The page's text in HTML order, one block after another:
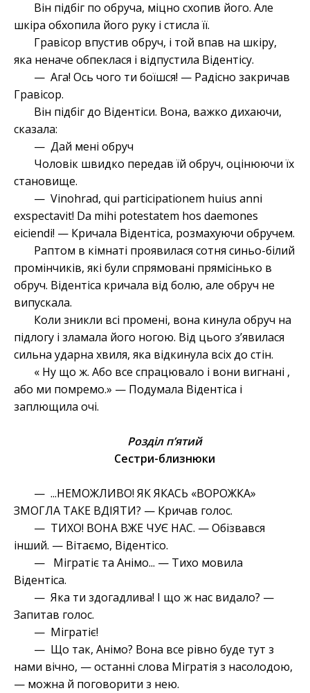
Він підбіг по обруча, міцно схопив його. Але
шкіра обхопила його руку і стисла її.
Гравісор впустив обруч, і той впав на шкіру,
яка неначе обпеклася і відпустила Відентісу.
— Ага! Ось чого ти боїшся! — Радісно закричав
Гравісор.
Він підбіг до Відентіси. Вона, важко дихаючи,
сказала:
— Дай мені обруч
Чоловік швидко передав їй обруч, оцінюючи їх
становище.
— Vinohrad, qui participationem huius anni
exspectavit! Da mihi potestatem hos daemones
eiciendi! — Кричала Відентіса, розмахуючи обручем.
Раптом в кімнаті проявилася сотня синьо-білий
промінчиків, які були спрямовані прямісінько в
обруч. Відентіса кричала від болю, але обруч не
випускала.
Коли зникли всі промені, вона кинула обруч на
підлогу і зламала його ногою. Від цього з’явилася
сильна ударна хвиля, яка відкинула всіх до стін.
« Ну що ж. Або все спрацювало і вони вигнані ,
або ми помремо.» — Подумала Відентіса і
заплющила очі.
Розділ п’ятий
Сестри-близнюки
— ...НЕМОЖЛИВО! ЯК ЯКАСЬ «ВОРОЖКА»
ЗМОГЛА ТАКЕ ВДІЯТИ? — Кричав голос.
— ТИХО! ВОНА ВЖЕ ЧУЄ НАС. — Обізвався
інший. — Вітаємо, Відентісо.
— Мігратіє та Анімо... — Тихо мовила
Відентіса.
— Яка ти здогадлива! І що ж нас видало? —
Запитав голос.
— Мігратіє!
— Що так, Анімо? Вона все рівно буде тут з
нами вічно, — останні слова Мігратія з насолодою,
— можна й поговорити з нею.